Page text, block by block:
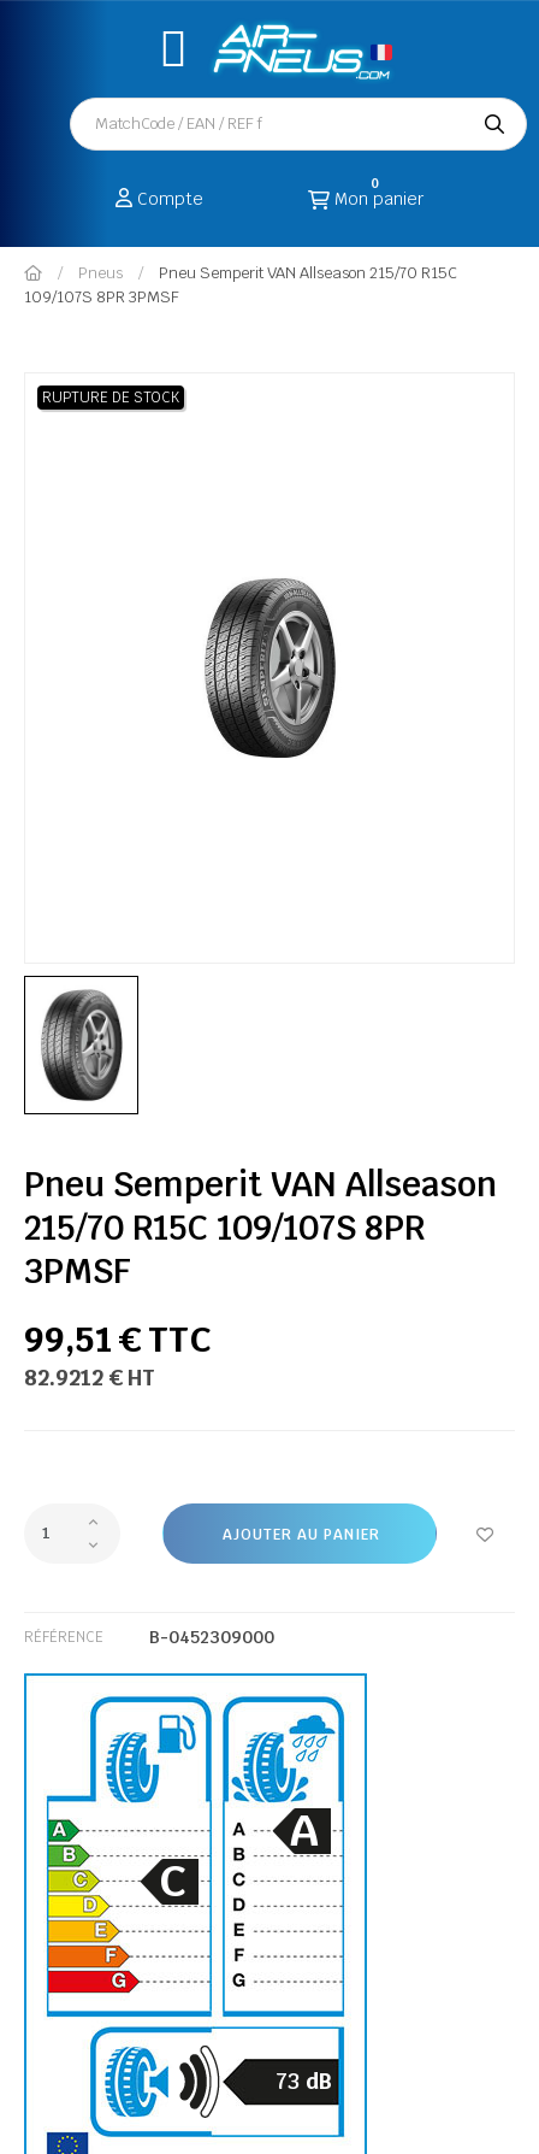
Compte Mon panier
0
Pneus
Pneu Semperit VAN Allseason 215/70 R15C
109/107S 8PR 3PMSF
RUPTURE DE STOCK
Pneu Semperit VAN Allseason
215/70 R15C 109/107S 8PR
3PMSF
99,51 € TTC
82.9212 € HT
AJOUTER AU PANIER
RÉFÉRENCE B-0452309000
C
A
73 dB